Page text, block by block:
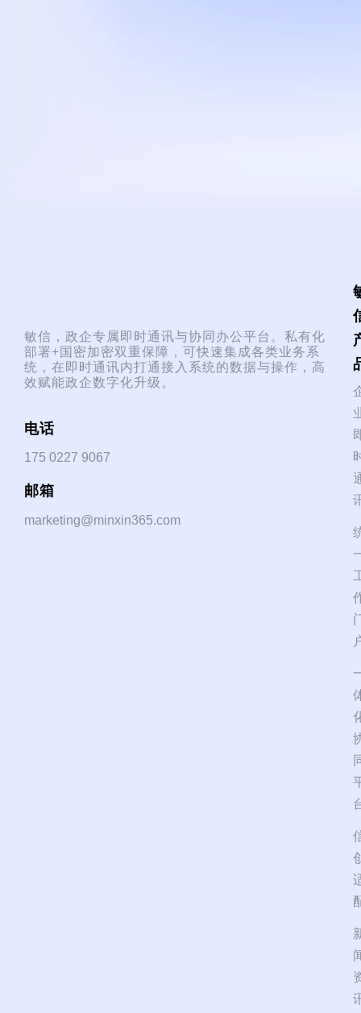
敏信，政企专属即时通讯与协同办公平台。私有化
部署+国密加密双重保障，可快速集成各类业务系
统，在即时通讯内打通接入系统的数据与操作，高
效赋能政企数字化升级。
电话
175 0227 9067
邮箱
marketing@minxin365.com